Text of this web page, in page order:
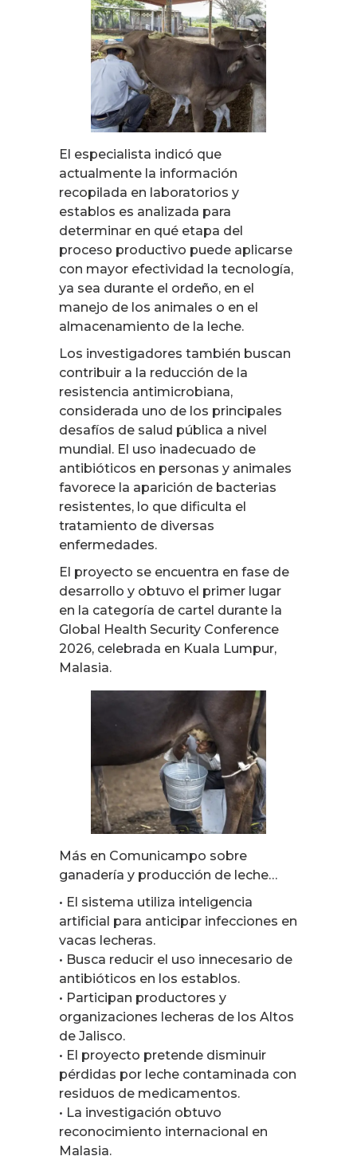
El especialista indicó que
actualmente la información
recopilada en laboratorios y
establos es analizada para
determinar en qué etapa del
proceso productivo puede aplicarse
con mayor efectividad la tecnología,
ya sea durante el ordeño, en el
manejo de los animales o en el
almacenamiento de la leche.
Los investigadores también buscan
contribuir a la reducción de la
resistencia antimicrobiana,
considerada uno de los principales
desafíos de salud pública a nivel
mundial. El uso inadecuado de
antibióticos en personas y animales
favorece la aparición de bacterias
resistentes, lo que dificulta el
tratamiento de diversas
enfermedades.
El proyecto se encuentra en fase de
desarrollo y obtuvo el primer lugar
en la categoría de cartel durante la
Global Health Security Conference
2026, celebrada en Kuala Lumpur,
Malasia.
Más en Comunicampo sobre
ganadería y producción de leche…
• El sistema utiliza inteligencia
artificial para anticipar infecciones en
vacas lecheras.
• Busca reducir el uso innecesario de
antibióticos en los establos.
• Participan productores y
organizaciones lecheras de los Altos
de Jalisco.
• El proyecto pretende disminuir
pérdidas por leche contaminada con
residuos de medicamentos.
• La investigación obtuvo
reconocimiento internacional en
Malasia.